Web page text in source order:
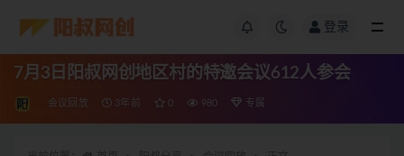
登录
7月3日阳叔网创地区村的特邀会议612人参会
会议回放 3年前 0 980 专属